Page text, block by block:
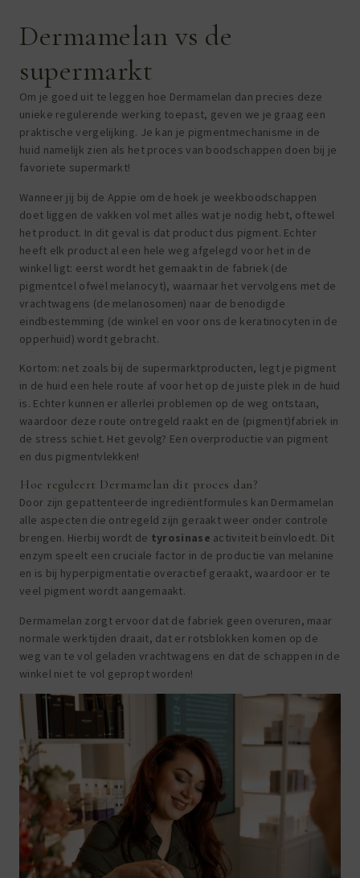
Dermamelan vs de
supermarkt
Om je goed uit te leggen hoe Dermamelan dan precies deze
unieke regulerende werking toepast, geven we je graag een
praktische vergelijking. Je kan je pigmentmechanisme in de
huid namelijk zien als het proces van boodschappen doen bij je
favoriete supermarkt!
Wanneer jij bij de Appie om de hoek je weekboodschappen
doet liggen de vakken vol met alles wat je nodig hebt, oftewel
het product. In dit geval is dat product dus pigment. Echter
heeft elk product al een hele weg afgelegd voor het in de
winkel ligt: eerst wordt het gemaakt in de fabriek (de
pigmentcel ofwel melanocyt), waarnaar het vervolgens met de
vrachtwagens (de melanosomen) naar de benodigde
eindbestemming (de winkel en voor ons de keratinocyten in de
opperhuid) wordt gebracht.
Kortom: net zoals bij de supermarktproducten, legt je pigment
in de huid een hele route af voor het op de juiste plek in de huid
is. Echter kunnen er allerlei problemen op de weg ontstaan,
waardoor deze route ontregeld raakt en de (pigment)fabriek in
de stress schiet. Het gevolg? Een overproductie van pigment
en dus pigmentvlekken!
Hoe reguleert Dermamelan dit proces dan?
Door zijn gepattenteerde ingrediëntformules kan Dermamelan
alle aspecten die ontregeld zijn geraakt weer onder controle
brengen. Hierbij wordt de tyrosinase activiteit beïnvloedt. Dit
enzym speelt een cruciale factor in de productie van melanine
en is bij hyperpigmentatie overactief geraakt, waardoor er te
veel pigment wordt aangemaakt.
Dermamelan zorgt ervoor dat de fabriek geen overuren, maar
normale werktijden draait, dat er rotsblokken komen op de
weg van te vol geladen vrachtwagens en dat de schappen in de
winkel niet te vol gepropt worden!